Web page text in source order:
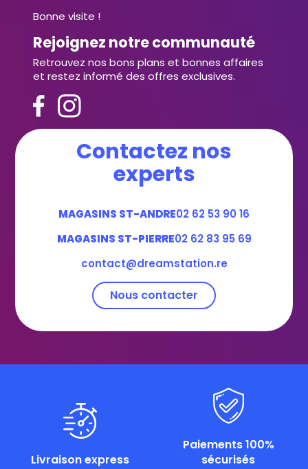
Bonne visite !
Rejoignez notre communauté
Retrouvez nos bons plans et bonnes affaires
et restez informé des offres exclusives.
Contactez nos
experts
MAGASINS ST-ANDRE02 62 53 90 16
MAGASINS ST-PIERRE02 62 83 95 69
contact@dreamstation.re
Nous contacter
Livraison express
Paiements 100%
sécurisés